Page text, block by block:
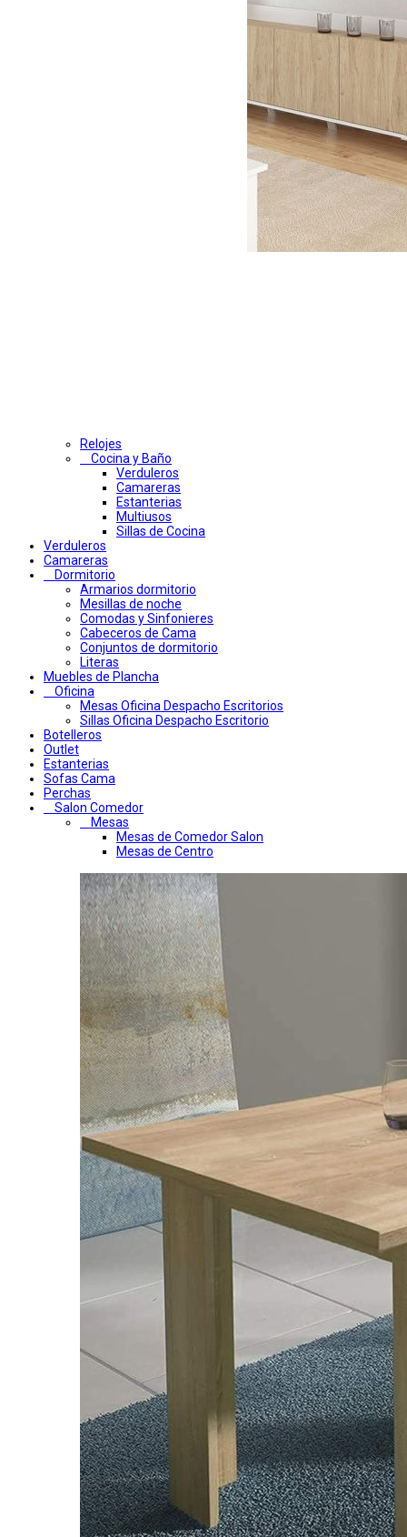
Relojes
Cocina y Baño
Verduleros
Camareras
Estanterias
Multiusos
Sillas de Cocina
Verduleros
Camareras
Dormitorio
Armarios dormitorio
Mesillas de noche
Comodas y Sinfonieres
Cabeceros de Cama
Conjuntos de dormitorio
Literas
Muebles de Plancha
Oficina
Mesas Oficina Despacho Escritorios
Sillas Oficina Despacho Escritorio
Botelleros
Outlet
Estanterias
Sofas Cama
Perchas
Salon Comedor
Mesas
Mesas de Comedor Salon
Mesas de Centro